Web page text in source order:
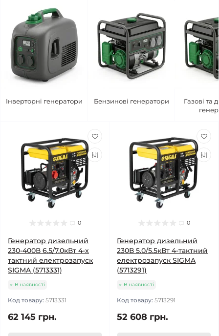
Інверторні генератори Бензинові генератори
Газові та
0
Генератор дизельний
230-400В 6.5/7.0кВт 4-х
тактний електрозапуск
SIGMA (5713331)
В наявності
Код товару: 5713331
62 145 грн.
0
Генератор дизельний
230В 5.0/5.5кВт 4-тактний
електрозапуск SIGMA
(5713291)
В наявності
Код товару: 5713291
52 608 грн.